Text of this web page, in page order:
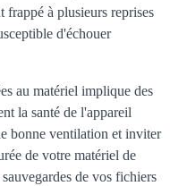
frappé à plusieurs reprises
d'échouer
au matériel implique des
la santé de l'appareil
bonne ventilation et inviter
de votre matériel de
de vos fichiers